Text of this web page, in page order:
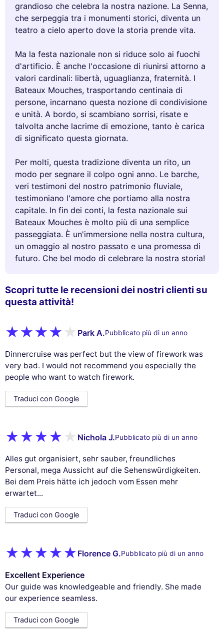
Scopri tutte le recensioni dei nostri clienti su
questa attività!
Park A.Pubblicato più di un anno
Dinnercruise was perfect but the view of firework was
very bad. I would not recommend you especially the
people who want to watch firework.
Traduci con Google
Nichola J.Pubblicato più di un anno
Alles gut organisiert, sehr sauber, freundliches
Personal, mega Aussicht auf die Sehenswürdigkeiten.
Bei dem Preis hätte ich jedoch vom Essen mehr
erwartet...
Traduci con Google
Florence G.Pubblicato più di un anno
Excellent Experience
Our guide was knowledgeable and friendly. She made
our experience seamless.
Traduci con Google
grandioso che celebra la nostra nazione. La Senna,
che serpeggia tra i monumenti storici, diventa un
teatro a cielo aperto dove la storia prende vita.
Ma la festa nazionale non si riduce solo ai fuochi
d'artificio. È anche l'occasione di riunirsi attorno a
valori cardinali: libertà, uguaglianza, fraternità. I
Bateaux Mouches, trasportando centinaia di
persone, incarnano questa nozione di condivisione
e unità. A bordo, si scambiano sorrisi, risate e
talvolta anche lacrime di emozione, tanto è carica
di significato questa giornata.
Per molti, questa tradizione diventa un rito, un
modo per segnare il colpo ogni anno. Le barche,
veri testimoni del nostro patrimonio fluviale,
testimoniano l'amore che portiamo alla nostra
capitale. In fin dei conti, la festa nazionale sui
Bateaux Mouches è molto più di una semplice
passeggiata. È un'immersione nella nostra cultura,
un omaggio al nostro passato e una promessa di
futuro. Che bel modo di celebrare la nostra storia!